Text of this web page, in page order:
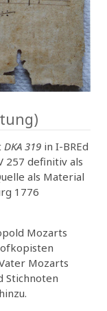
DKA 319 in I-BREd
257 definitiv als
als Material
1776
Mozarts
Mozarts
Stichnoten